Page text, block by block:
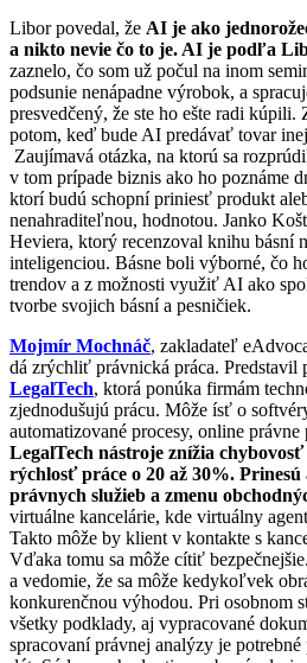
Libor povedal, že AI je ako
a nikto nevie čo to je. AI je podľa
zaznelo, čo som už počul na inom
podsunie nenápadne výrobok, a
presvedčený, že ste ho ešte radi kúpili.
potom, keď bude AI predávať tovar
Zaujímavá otázka, na ktorú sa
v tom prípade biznis ako ho poznáme
ktorí budú schopní priniesť produkt
nenahraditeľnou, hodnotou. Janko
Heviera, ktorý recenzoval knihu básní
inteligenciou. Básne boli výborné, čo
trendov a z možnosti využiť AI ako
tvorbe svojich básní a pesničiek.
Mojmír Mochnáč, zakladateľ
dá zrýchliť právnická práca. Predstavil
LegalTech, ktorá ponúka firmám
zjednodušujú prácu. Môže ísť o
automatizované procesy, online
LegalTech nástroje znížia
rýchlosť práce o 20 až 30%.
právnych služieb a zmenu
virtuálne kancelárie, kde virtuálny
Takto môže by klient v kontakte s
Vďaka tomu sa môže cítiť
a vedomie, že sa môže kedykoľvek
konkurenčnou výhodou. Pri osobnom
všetky podklady, aj vypracované
spracovaní právnej analýzy je